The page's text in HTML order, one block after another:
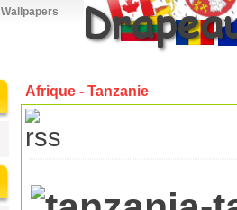
Wallpapers
Afrique - Tanzanie